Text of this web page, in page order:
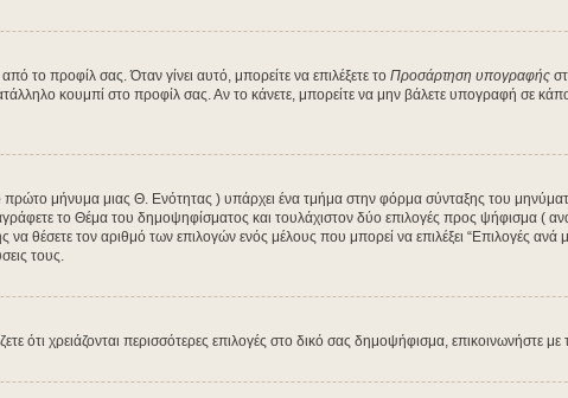
το προφίλ σας. Όταν γίνει αυτό, μπορείτε να επιλέξετε το Προσάρτηση υπογραφής
κουμπί στο προφίλ σας. Αν το κάνετε, μπορείτε να μην βάλετε υπογραφή σε
πρώτο μήνυμα μιας Θ. Ενότητας ) υπάρχει ένα τμήμα στην φόρμα σύνταξης του
το Θέμα του δημοψηφίσματος και τουλάχιστον δύο επιλογές προς ψήφισμα (
να θέσετε τον αριθμό των επιλογών ενός μέλους που μπορεί να επιλέξει “Επιλογές
τους.
ότι χρειάζονται περισσότερες επιλογές στο δικό σας δημοψήφισμα, επικοινωνήστε